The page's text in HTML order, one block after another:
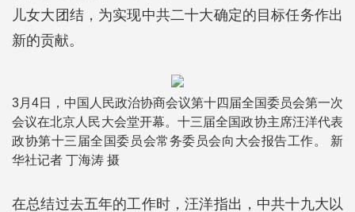
儿女大团结，为实现中共二十大确定的目标任务作出
新的贡献。
3月4日，中国人民政治协商会议第十四届全国委员会第一次
会议在北京人民大会堂开幕。十三届全国政协主席汪洋代表
政协第十三届全国委员会常务委员会向大会报告工作。 新
华社记者 丁海涛 摄
在总结过去五年的工作时，汪洋指出，中共十九大以